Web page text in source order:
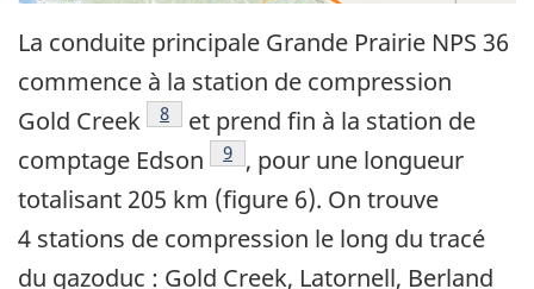
La conduite principale Grande Prairie NPS 36
commence à la station de compression
Gold Creek
8
et prend fin à la station de
comptage Edson
9 , pour une longueur
totalisant 205 km (figure 6). On trouve
4 stations de compression le long du tracé
du gazoduc : Gold Creek, Latornell, Berland